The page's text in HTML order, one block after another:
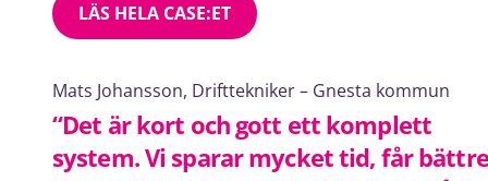
LÄS HELA CASE:ET
Mats Johansson, Drifttekniker – Gnesta kommun
“Det är kort och gott ett komplett
system. Vi sparar mycket tid, får bättre